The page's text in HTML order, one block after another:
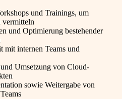
und Trainings, um
und Optimierung bestehender
mit internen Teams und
Umsetzung von Cloud-
sowie Weitergabe von